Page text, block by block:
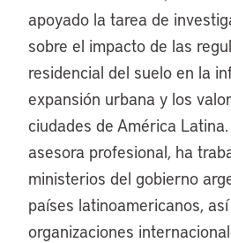
apoyado la tarea de
sobre el impacto de las
residencial del suelo en la
expansión urbana y los
ciudades de América
asesora profesional, ha
ministerios del gobierno
países latinoamericanos,
organizaciones